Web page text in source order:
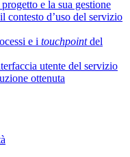
e la sua gestione
contesto d’uso del servizio
e i touchpointdel
utente del servizio
ottenuta